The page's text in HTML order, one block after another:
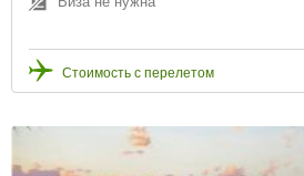
Стоимость с перелетом